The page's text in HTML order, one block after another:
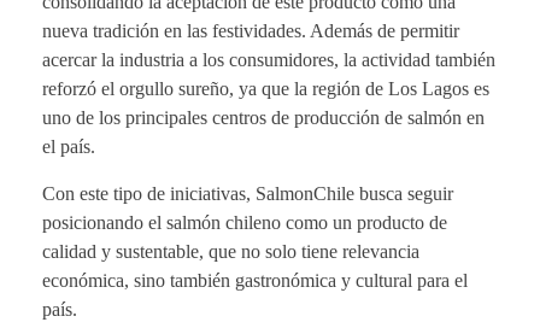
nueva tradición en las festividades. Además de permitir
acercar la industria a los consumidores, la actividad también
reforzó el orgullo sureño, ya que la región de Los Lagos es
uno de los principales centros de producción de salmón en
el país.
Con este tipo de iniciativas, SalmonChile busca seguir
posicionando el salmón chileno como un producto de
calidad y sustentable, que no solo tiene relevancia
económica, sino también gastronómica y cultural para el
país.